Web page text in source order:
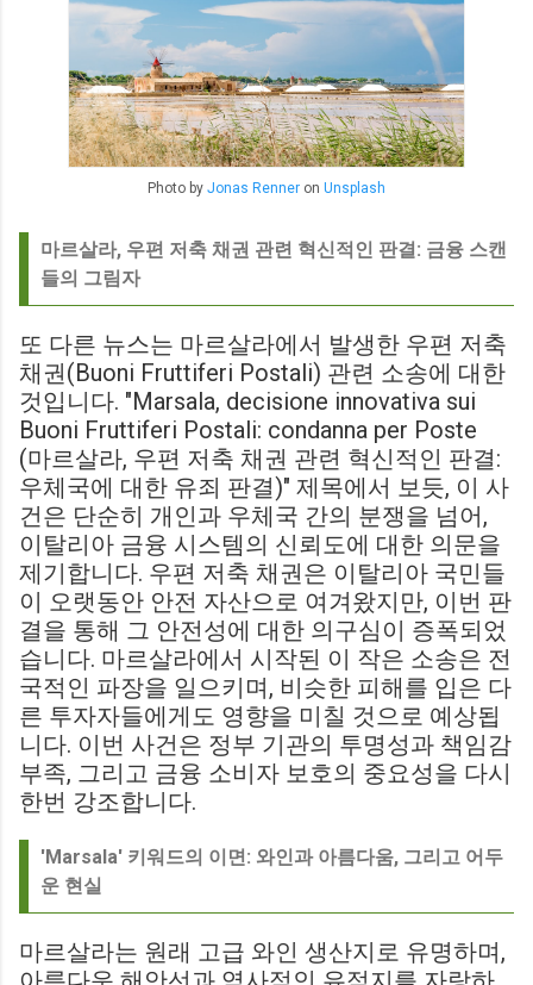
Photo by Jonas Renner on Unsplash
마르살라, 우편 저축 채권 관련 혁신적인 판결: 금융 스캔
들의 그림자
또 다른 뉴스는 마르살라에서 발생한 우편 저축
채권(Buoni Fruttiferi Postali) 관련 소송에 대한
것입니다. "Marsala, decisione innovativa sui
Buoni Fruttiferi Postali: condanna per Poste
(마르살라, 우편 저축 채권 관련 혁신적인 판결:
우체국에 대한 유죄 판결)" 제목에서 보듯, 이 사
건은 단순히 개인과 우체국 간의 분쟁을 넘어,
이탈리아 금융 시스템의 신뢰도에 대한 의문을
제기합니다. 우편 저축 채권은 이탈리아 국민들
이 오랫동안 안전 자산으로 여겨왔지만, 이번 판
결을 통해 그 안전성에 대한 의구심이 증폭되었
습니다. 마르살라에서 시작된 이 작은 소송은 전
국적인 파장을 일으키며, 비슷한 피해를 입은 다
른 투자자들에게도 영향을 미칠 것으로 예상됩
니다. 이번 사건은 정부 기관의 투명성과 책임감
부족, 그리고 금융 소비자 보호의 중요성을 다시
한번 강조합니다.
'Marsala' 키워드의 이면: 와인과 아름다움, 그리고 어두
운 현실
마르살라는 원래 고급 와인 생산지로 유명하며,